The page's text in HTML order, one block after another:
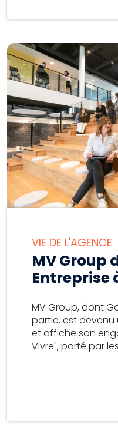
VIE DE L'AGENCE
MV Group
Entreprise
MV Group, dont
partie, est devenu
et affiche son
Vivre", porté par